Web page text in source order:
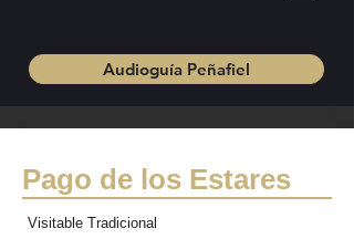
Audioguía Peñafiel
Bodegas
Pago de los Estares
Visitable Tradicional